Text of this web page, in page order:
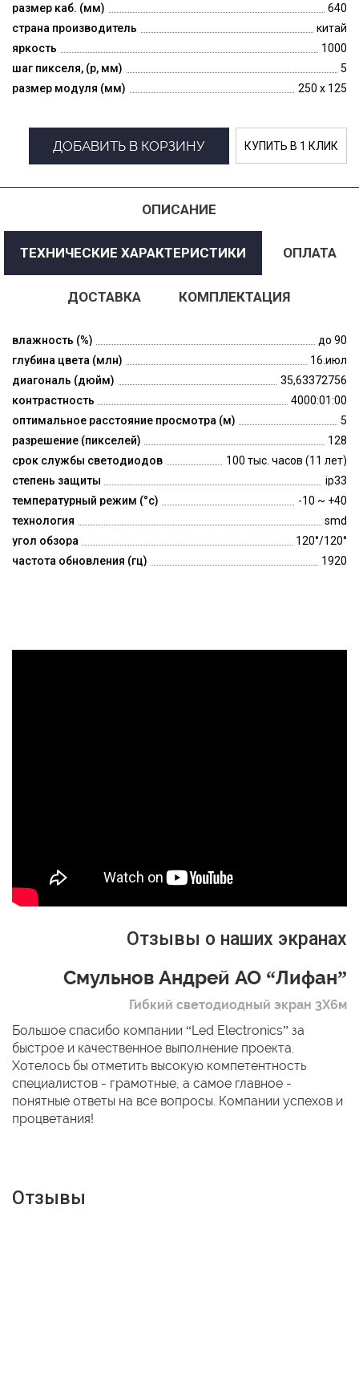
размер каб. (мм)
640
страна производитель
китай
яркость
1000
шаг пикселя, (p, мм)
5
размер модуля (мм)
250 x 125
ДОБАВИТЬ В КОРЗИНУ КУПИТЬ В 1 КЛИК
ОПИСАНИЕ
ТЕХНИЧЕСКИЕ ХАРАКТЕРИСТИКИ ОПЛАТА
ДОСТАВКА КОМПЛЕКТАЦИЯ
влажность (%)
до 90
глубина цвета (млн)
16.июл
диагональ (дюйм)
35,63372756
контрастность
4000:01:00
оптимальное расстояние просмотра (м)
5
разрешение (пикселей)
128
срок службы светодиодов
100 тыс. часов (11 лет)
степень защиты
ip33
температурный режим (°c)
-10 ~ +40
технология
smd
угол обзора
120°/120°
частота обновления (гц)
1920
Отзывы о наших экранах
Смульнов Андрей АО “Лифан”
Гибкий светодиодный экран 3Х6м
Большое спасибо компании “Led Electronics” за
быстрое и качественное выполнение проекта.
Хотелось бы отметить высокую компетентность
специалистов - грамотные, а самое главное -
понятные ответы на все вопросы. Компании успехов и
процветания!
Отзывы